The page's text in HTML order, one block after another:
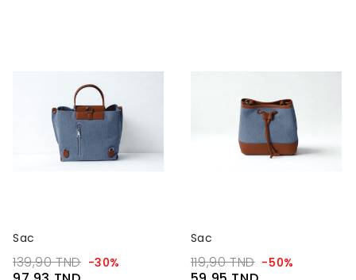
Sac
139,90 TND -30%
Sac
119,90 TND -50%